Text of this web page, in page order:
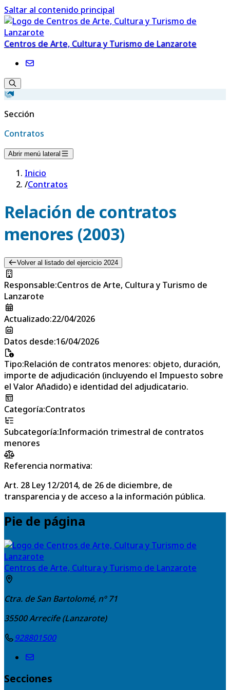
Saltar al contenido principal
Centros de Arte, Cultura y Turismo de Lanzarote
Sección
Contratos
Abrir menú lateral
Inicio
/Contratos
Relación de contratos
menores (2003)
Volver al listado del ejercicio 2024
Responsable:Centros de Arte, Cultura y Turismo de
Lanzarote
Actualizado:22/04/2026
Datos desde:16/04/2026
Tipo:Relación de contratos menores: objeto, duración,
importe de adjudicación (incluyendo el Impuesto sobre
el Valor Añadido) e identidad del adjudicatario.
Categoría:Contratos
Subcategoría:Información trimestral de contratos
menores
Referencia normativa:
Art. 28 Ley 12/2014, de 26 de diciembre, de
transparencia y de acceso a la información pública.
Pie de página
Centros de Arte, Cultura y Turismo de Lanzarote
Ctra. de San Bartolomé, nº 71
35500Arrecife (Lanzarote)
928801500
Secciones